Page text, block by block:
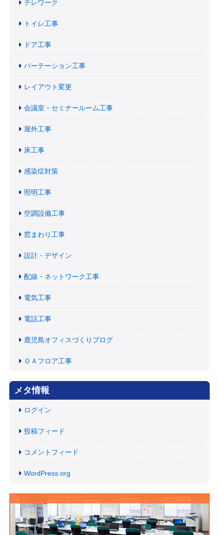
テレワーク
トイレ工事
ドア工事
パーテーション工事
レイアウト変更
会議室・セミナールーム工事
屋外工事
床工事
感染症対策
照明工事
空調設備工事
窓まわり工事
設計・デザイン
配線・ネットワーク工事
電気工事
電話工事
鹿児島オフィスづくりブログ
ＯＡフロア工事
メタ情報
ログイン
投稿フィード
コメントフィード
WordPress.org